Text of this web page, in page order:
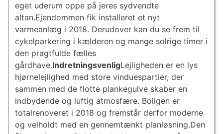
eget uderum oppe på jeres sydvendte
altan.Ejendommen fik installeret et nyt
varmeanlæg i 2018. Derudover kan du se frem til
cykelparkering i kælderen og mange solrige timer i
den pragtfulde fælles
gårdhave.IndretningsvenligLejligheden er en lys
hjørnelejlighed med store vinduespartier, der
sammen med de flotte plankegulve skaber en
indbydende og luftig atmosfære. Boligen er
totalrenoveret i 2018 og fremstår derfor moderne
og velholdt med en gennemtænkt planløsning.Den